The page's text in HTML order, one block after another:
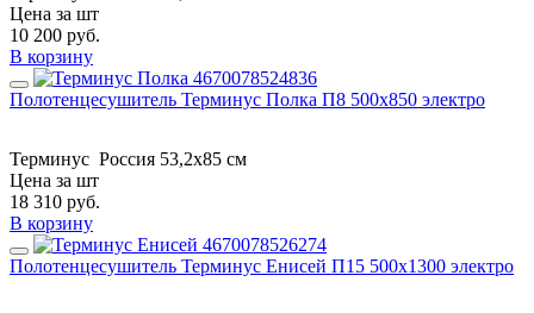
Цена за шт
10 200 руб.
В корзину
Полотенцесушитель Терминус Полка П8 500х850 электро
Терминус Россия 53,2x85 см
Цена за шт
18 310 руб.
В корзину
Полотенцесушитель Терминус Енисей П15 500х1300 электро